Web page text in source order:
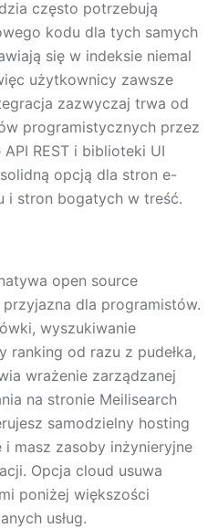
często potrzebują
kodu dla tych samych
się w indeksie niemal
użytkownicy zawsze
zazwyczaj trwa od
programistycznych przez
REST i biblioteki UI
opcją dla stron e-
i stron bogatych w treść.
open source
dla programistów.
wyszukiwanie
od razu z pudełka,
wrażenie zarządzanej
na stronie Meilisearch
samodzielny hosting
i masz zasoby inżynieryjne
Opcja cloud usuwa
poniżej większości
usług.